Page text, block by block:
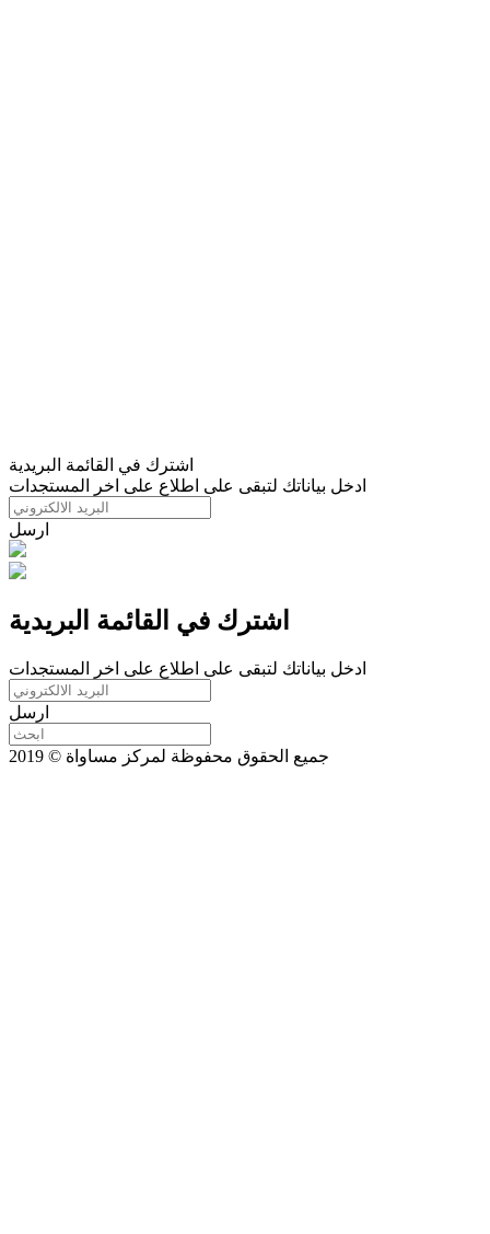
اشترك في القائمة البريدية
ادخل بياناتك لتبقى على اطلاع على اخر المستجدات
ارسل
اشترك في القائمة البريدية
ادخل بياناتك لتبقى على اطلاع على اخر المستجدات
ارسل
جميع الحقوق محفوظة لمركز مساواة © 2019